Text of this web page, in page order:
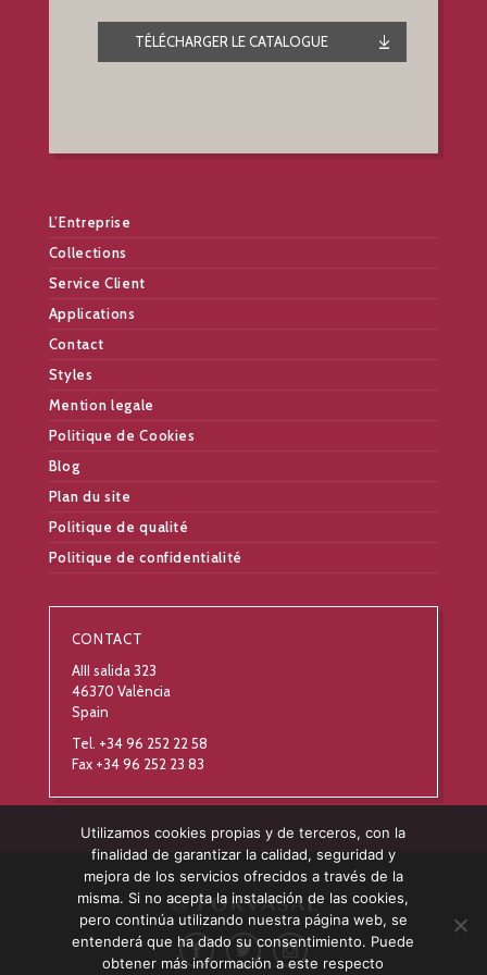
TÉLÉCHARGER LE CATALOGUE
L’Entreprise
Collections
Service Client
Applications
Contact
Styles
Mention legale
Politique de Cookies
Blog
Plan du site
Politique de qualité
Politique de confidentialité
CONTACT
AIII salida 323
46370 València
Spain
Tel. +34 96 252 22 58
Fax +34 96 252 23 83
Utilizamos cookies propias y de terceros, con la
finalidad de garantizar la calidad, seguridad y
mejora de los servicios ofrecidos a través de la
misma. Si no acepta la instalación de las cookies,
pero continúa utilizando nuestra página web, se
entenderá que ha dado su consentimiento. Puede
obtener más información a este respecto